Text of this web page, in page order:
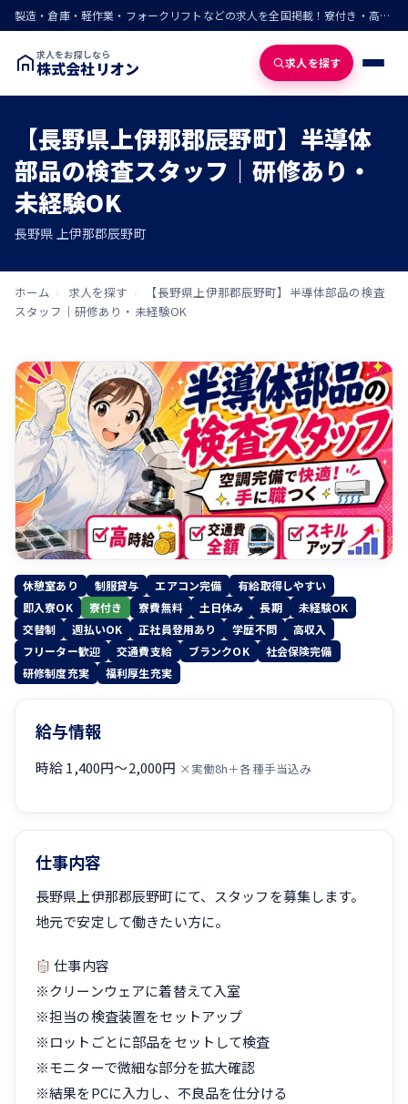
製造・倉庫・軽作業・フォークリフトなどの求人を全国掲載！寮付き・高収入・即入寮の仕事が見つかる
求人をお探しなら
株式会社リオン 求人を探す
【長野県上伊那郡辰野町】半導体
部品の検査スタッフ｜研修あり・
未経験OK
長野県 上伊那郡辰野町
ホーム › 求人を探す ›
【長野県上伊那郡辰野町】半導体部品の検査
スタッフ｜研修あり・未経験OK
休憩室あり 制服貸与 エアコン完備
有給取得しやすい
即入寮OK
寮付き 寮費無料 土日休み 長期
未経験OK
交替制
週払いOK 正社員登用あり 学歴不問
高収入
フリーター歓迎
交通費支給 ブランクOK
社会保険完備
研修制度充実
福利厚生充実
給与情報
時給 1,400円〜2,000円 ×実働8h＋各種手当込み
仕事内容
長野県上伊那郡辰野町にて、スタッフを募集します。
地元で安定して働きたい方に。
仕事内容
※クリーンウェアに着替えて入室
※担当の検査装置をセットアップ
※ロットごとに部品をセットして検査
※モニターで微細な部分を拡大確認
※結果をPCに入力し、不良品を仕分ける